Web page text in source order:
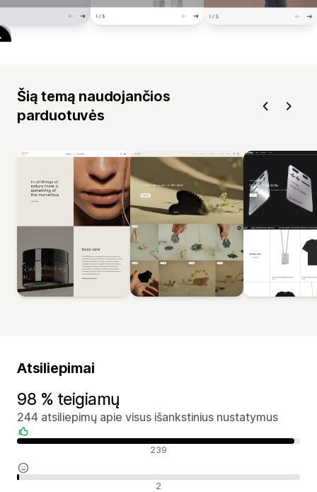
Šią temą naudojančios
parduotuvės
Atsiliepimai
98 % teigiamų
244 atsiliepimų apie visus išankstinius nustatymus
Teigiami atsiliepimai 239
Neutralūs atsiliepimai 2